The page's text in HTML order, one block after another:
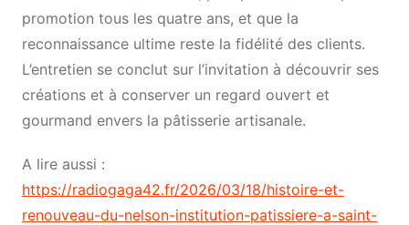
promotion tous les quatre ans, et que la
reconnaissance ultime reste la fidélité des clients.
L’entretien se conclut sur l’invitation à découvrir ses
créations et à conserver un regard ouvert et
gourmand envers la pâtisserie artisanale.
A lire aussi :
https://radiogaga42.fr/2026/03/18/histoire-et-
renouveau-du-nelson-institution-patissiere-a-saint-